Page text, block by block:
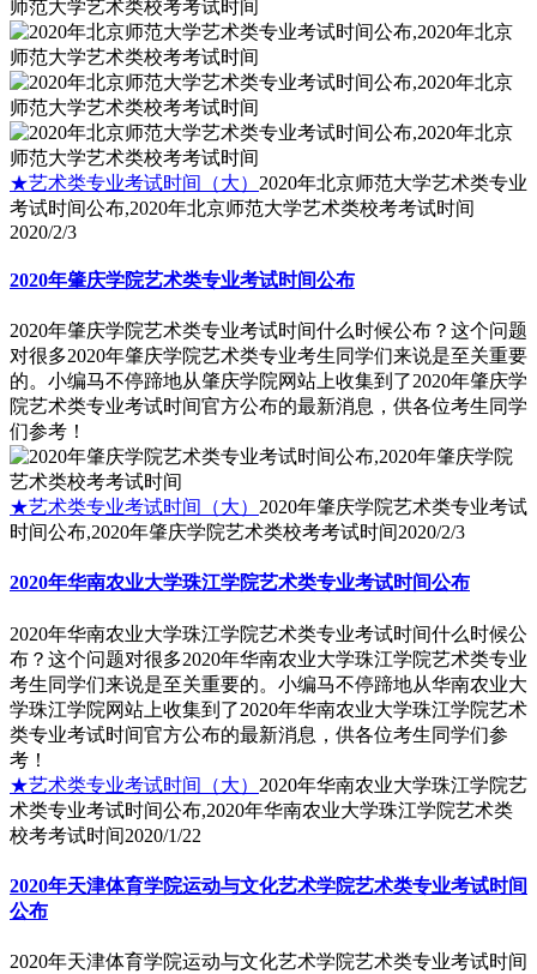
★艺术类专业考试时间（大） 2020年北京师范大学艺术类专业
考试时间公布,2020年北京师范大学艺术类校考考试时间
2020/2/3
2020年肇庆学院艺术类专业考试时间公布
2020年肇庆学院艺术类专业考试时间什么时候公布？这个问题
对很多2020年肇庆学院艺术类专业考生同学们来说是至关重要
的。小编马不停蹄地从肇庆学院网站上收集到了2020年肇庆学
院艺术类专业考试时间官方公布的最新消息，供各位考生同学
们参考！
★艺术类专业考试时间（大） 2020年肇庆学院艺术类专业考试
时间公布,2020年肇庆学院艺术类校考考试时间2020/2/3
2020年华南农业大学珠江学院艺术类专业考试时间公布
2020年华南农业大学珠江学院艺术类专业考试时间什么时候公
布？这个问题对很多2020年华南农业大学珠江学院艺术类专业
考生同学们来说是至关重要的。小编马不停蹄地从华南农业大
学珠江学院网站上收集到了2020年华南农业大学珠江学院艺术
类专业考试时间官方公布的最新消息，供各位考生同学们参
考！
★艺术类专业考试时间（大） 2020年华南农业大学珠江学院艺
术类专业考试时间公布,2020年华南农业大学珠江学院艺术类
校考考试时间2020/1/22
2020年天津体育学院运动与文化艺术学院艺术类专业考试时间
公布
2020年天津体育学院运动与文化艺术学院艺术类专业考试时间